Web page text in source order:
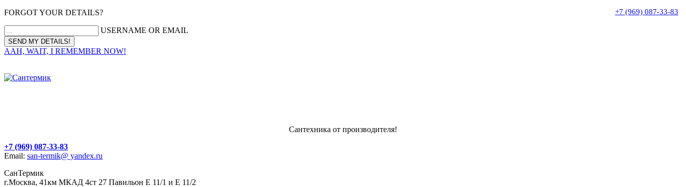
FORGOT YOUR DETAILS?
USERNAME OR EMAIL
AAH, WAIT, I REMEMBER NOW!
+7 (969) 087-33-83
Сантехника от производителя!
+7 (969) 087-33-83
Email: san-termik@ yandex.ru
СанТермик
г.Москва, 41км МКАД 4ст 27 Павильон Е 11/1 и Е 11/2